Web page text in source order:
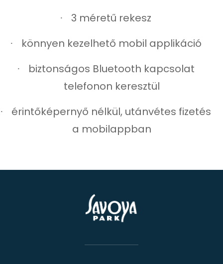
· 3 méretű rekesz
· könnyen kezelhető mobil applikáció
·
biztonságos Bluetooth kapcsolat
telefonon keresztül
·
érintőképernyő nélkül, utánvétes fizetés
a mobilappban